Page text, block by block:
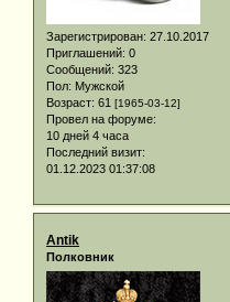
Зарегистрирован: 27.10.2017
Приглашений: 0
Сообщений: 323
Пол: Мужской
Возраст: 61 [1965-03-12]
Провел на форуме:
10 дней 4 часа
Последний визит:
01.12.2023 01:37:08
Antik
Полковник